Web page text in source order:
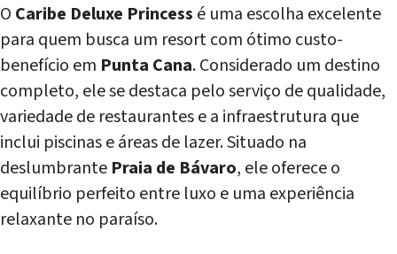
O Caribe Deluxe Princess é uma escolha excelente
para quem busca um resort com ótimo custo-
benefício em Punta Cana. Considerado um destino
completo, ele se destaca pelo serviço de qualidade,
variedade de restaurantes e a infraestrutura que
inclui piscinas e áreas de lazer. Situado na
deslumbrante Praia de Bávaro, ele oferece o
equilíbrio perfeito entre luxo e uma experiência
relaxante no paraíso.